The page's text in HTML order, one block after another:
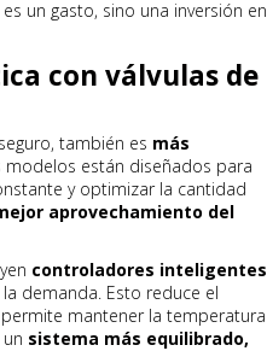
un gasto, sino una inversión en
con válvulas de
también es más
modelos están diseñados para
y optimizar la cantidad
aprovechamiento del
controladores inteligentes
demanda. Esto reduce el
mantener la temperatura
sistema más equilibrado,